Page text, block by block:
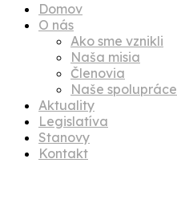
Domov
O nás
Ako sme vznikli
Naša misia
Členovia
Naše spolupráce
Aktuality
Legislatíva
Stanovy
Kontakt